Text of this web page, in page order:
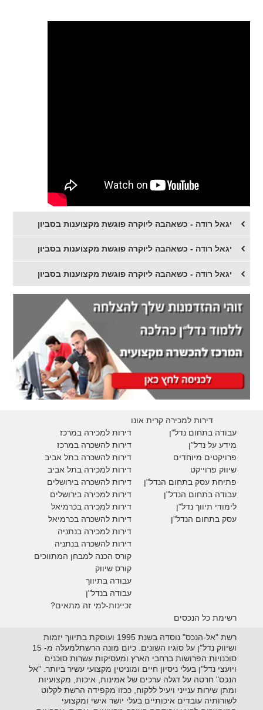
יגאל רודה - כשאהבה ליוקרה פוגשת מקצוענות בסביון
יגאל רודה - כשאהבה ליוקרה פוגשת מקצוענות בסביון
יגאל רודה - כשאהבה ליוקרה פוגשת מקצוענות בסביון
דירות למכירה קרית אונו
דירות למכירה במרכז
דירות להשכרה במרכז
דירות להשכרה בתל אביב
דירות למכירה בתל אביב
דירות להשכרה בירושלים
דירות למכירה בירושלים
דירות למכירה בכרמיאל
דירות להשכרה בכרמיאל
דירות למכירה בנתניה
דירות להשכרה בנתניה
קורס הכנה למבחן המתווכים
קורס שיווק
עבודה בתיווך
עבודה בנדל"ן
זכיינות-למי זה מתאים?
עבודה בתחום נדל"ן
מידע על נדל"ן
פרויקטים מיוחדים
שיווק פרוייקט
פתיחת עסק בתחום הנדל"ן
עבודה בתחום הנדל"ן
לימודי תיווך נדל"ן
עסק בתחום הנדל"ן
רשימת כל הנכסים
רשת "אל-הנכס" נוסדה בשנת 1995 ועוסקת בתיווך יזמות
ושיווק נדל"ן על סוגיו השונים. כיום מונה הרשתלמעלה מ- 15
סוכנויות הפרושות ברחבי הארץ ומעסיקות עשרות סוכנים
ויועצי נדל"ן בעלי ניסיון חיים ומוניטין מקצועי עשיר ביותר. "אל
הנכס" חרטה על דגלה ערכים של אמינות, איכות, מקצועיות
ומתן שירות ענייני ויעיל ללקוח, ככזו מקפידה הרשת לקלוט
לשורותיה עובדים איכותיים בעלי יושר אישי ומקצועי